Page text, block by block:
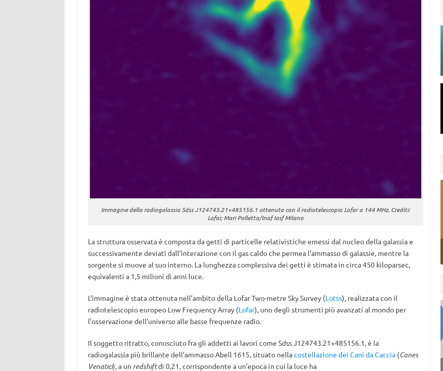
Immagine della radiogalassia Sdss J124743.21+485156.1 ottenuta con il radiotelescopio Lofar a 144 MHz. Crediti:
Lofar, Mari Polletta/Inaf Iasf Milano
La struttura osservata è composta da getti di particelle relativistiche emessi dal nucleo della galassia e
successivamente deviati dall’interazione con il gas caldo che permea l’ammasso di galassie, mentre la
sorgente si muove al suo interno. La lunghezza complessiva dei getti è stimata in circa 450 kiloparsec,
equivalenti a 1,5 milioni di anni luce.
L’immagine è stata ottenuta nell’ambito della Lofar Two-metre Sky Survey (Lotss), realizzata con il
radiotelescopio europeo Low Frequency Array (Lofar), uno degli strumenti più avanzati al mondo per
l’osservazione dell’universo alle basse frequenze radio.
Il soggetto ritratto, conosciuto fra gli addetti ai lavori come Sdss J124743.21+485156.1, è la
radiogalassia più brillante dell’ammasso Abell 1615, situato nellacostellazione dei Cani da Caccia(Canes
Venatici), a un redshiftdi 0,21, corrispondente a un’epoca in cui la luce ha